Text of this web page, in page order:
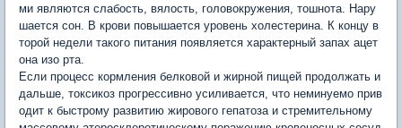
ми являются слабость, вялость, головокружения, тошнота. Нару
шается сон. В крови повышается уровень холестерина. К концу в
торой недели такого питания появляется характерный запах ацет
она изо рта.
Если процесс кормления белковой и жирной пищей продолжать и
дальше, токсикоз прогрессивно усиливается, что неминуемо прив
одит к быстрому развитию жирового гепатоза и стремительному